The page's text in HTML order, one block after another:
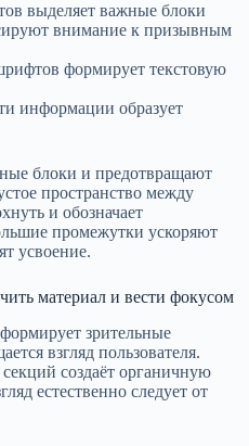
выделяет важные блоки
внимание к призывным
формирует текстовую
информации образует
блоки и предотвращают
пространство между
и обозначает
промежутки ускоряют
усвоение.
материал и вести фокусом
зрительные
взгляд пользователя.
создаёт органичную
естественно следует от